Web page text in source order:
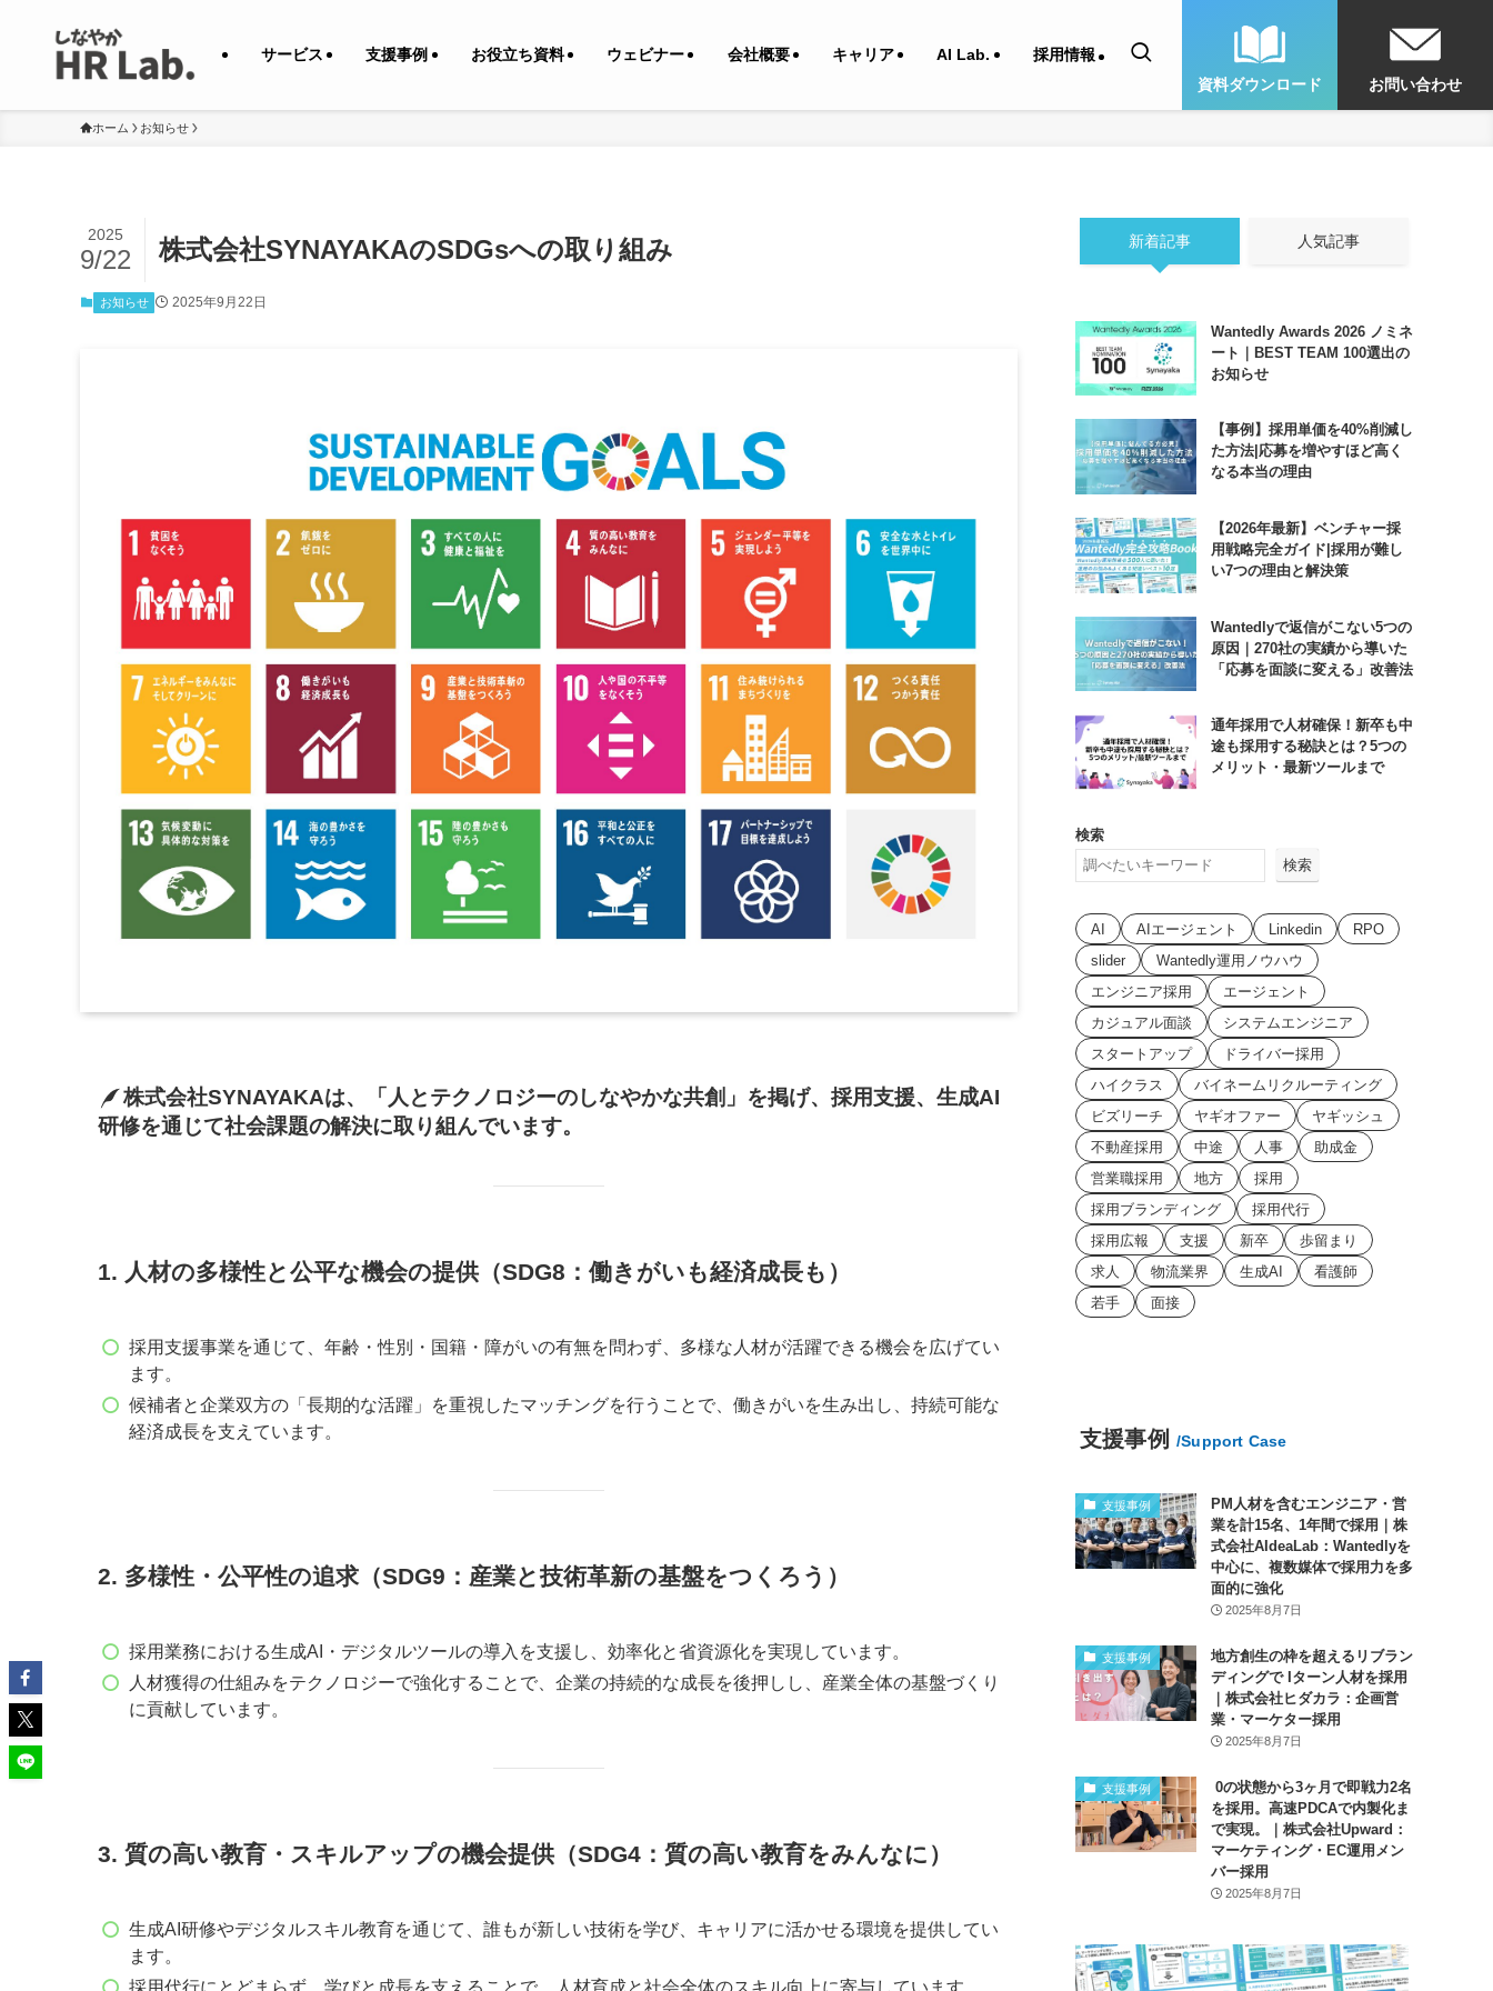
サービス 支援事例 お役立ち資料 ウェビナー 会社概要 キャリア AI Lab.
採用情報
資料ダウンロード
お問い合わせ
ホーム お知らせ
株式会社SYNAYAKAのSDGsへの取り組み
2025
9/22
お知らせ 2025年9月22日
株式会社SYNAYAKAは、「人とテクノロジーのしなやかな共創」を掲げ、採用支援、生成AI
研修を通じて社会課題の解決に取り組んでいます。
1. 人材の多様性と公平な機会の提供（SDG8：働きがいも経済成長も）
採用支援事業を通じて、年齢・性別・国籍・障がいの有無を問わず、多様な人材が活躍できる機会を広げてい
ます。
候補者と企業双方の「長期的な活躍」を重視したマッチングを行うことで、働きがいを生み出し、持続可能な
経済成長を支えています。
2. 多様性・公平性の追求（SDG9：産業と技術革新の基盤をつくろう）
採用業務における生成AI・デジタルツールの導入を支援し、効率化と省資源化を実現しています。
人材獲得の仕組みをテクノロジーで強化することで、企業の持続的な成長を後押しし、産業全体の基盤づくり
に貢献しています。
3. 質の高い教育・スキルアップの機会提供（SDG4：質の高い教育をみんなに）
生成AI研修やデジタルスキル教育を通じて、誰もが新しい技術を学び、キャリアに活かせる環境を提供してい
ます。
採用代行にとどまらず、学びと成長を支えることで、人材育成と社会全体のスキル向上に寄与しています。
新着記事 人気記事
Wantedly Awards 2026 ノミネ
ート｜BEST TEAM 100選出の
お知らせ
【事例】採用単価を40%削減し
た方法|応募を増やすほど高く
なる本当の理由
【2026年最新】ベンチャー採
用戦略完全ガイド|採用が難し
い7つの理由と解決策
Wantedlyで返信がこない5つの
原因｜270社の実績から導いた
「応募を面談に変える」改善法
通年採用で人材確保！新卒も中
途も採用する秘訣とは？5つの
メリット・最新ツールまで
検索
検索
AI AIエージェント Linkedin
RPO
slider
Wantedly運用ノウハウ
エンジニア採用
エージェント
カジュアル面談
システムエンジニア
スタートアップ
ドライバー採用
ハイクラス
バイネームリクルーティング
ビズリーチ
ヤギオファー
ヤギッシュ
不動産採用
中途 人事
助成金
営業職採用
地方
採用
採用ブランディング
採用代行
採用広報
支援 新卒
歩留まり
求人
物流業界 生成AI
看護師
若手
面接
支援事例 /Support Case
支援事例
PM人材を含むエンジニア・営
業を計15名、1年間で採用｜株
式会社AIdeaLab：Wantedlyを
中心に、複数媒体で採用力を多
面的に強化
2025年8月7日
支援事例
地方創生の枠を超えるリブラン
ディングで Iターン人材を採用
｜株式会社ヒダカラ：企画営
業・マーケター採用
2025年8月7日
支援事例
0の状態から3ヶ月で即戦力2名
を採用。高速PDCAで内製化ま
で実現。｜株式会社Upward：
マーケティング・EC運用メン
バー採用
2025年8月7日